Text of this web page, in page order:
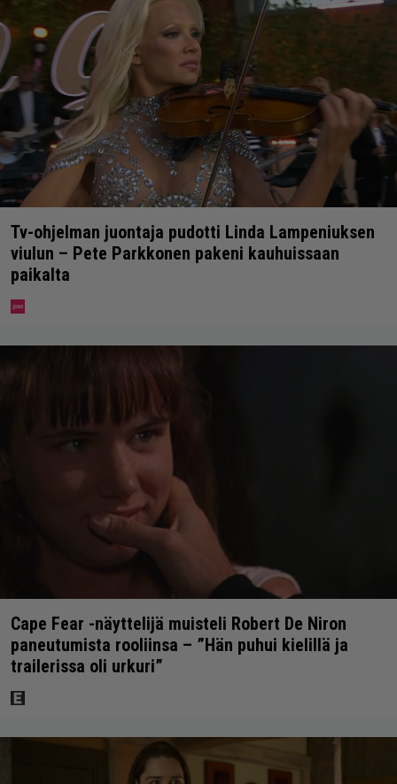
Tv-ohjelman juontaja pudotti Linda Lampeniuksen
viulun – Pete Parkkonen pakeni kauhuissaan
paikalta
Cape Fear -näyttelijä muisteli Robert De Niron
paneutumista rooliinsa – ”Hän puhui kielillä ja
trailerissa oli urkuri”